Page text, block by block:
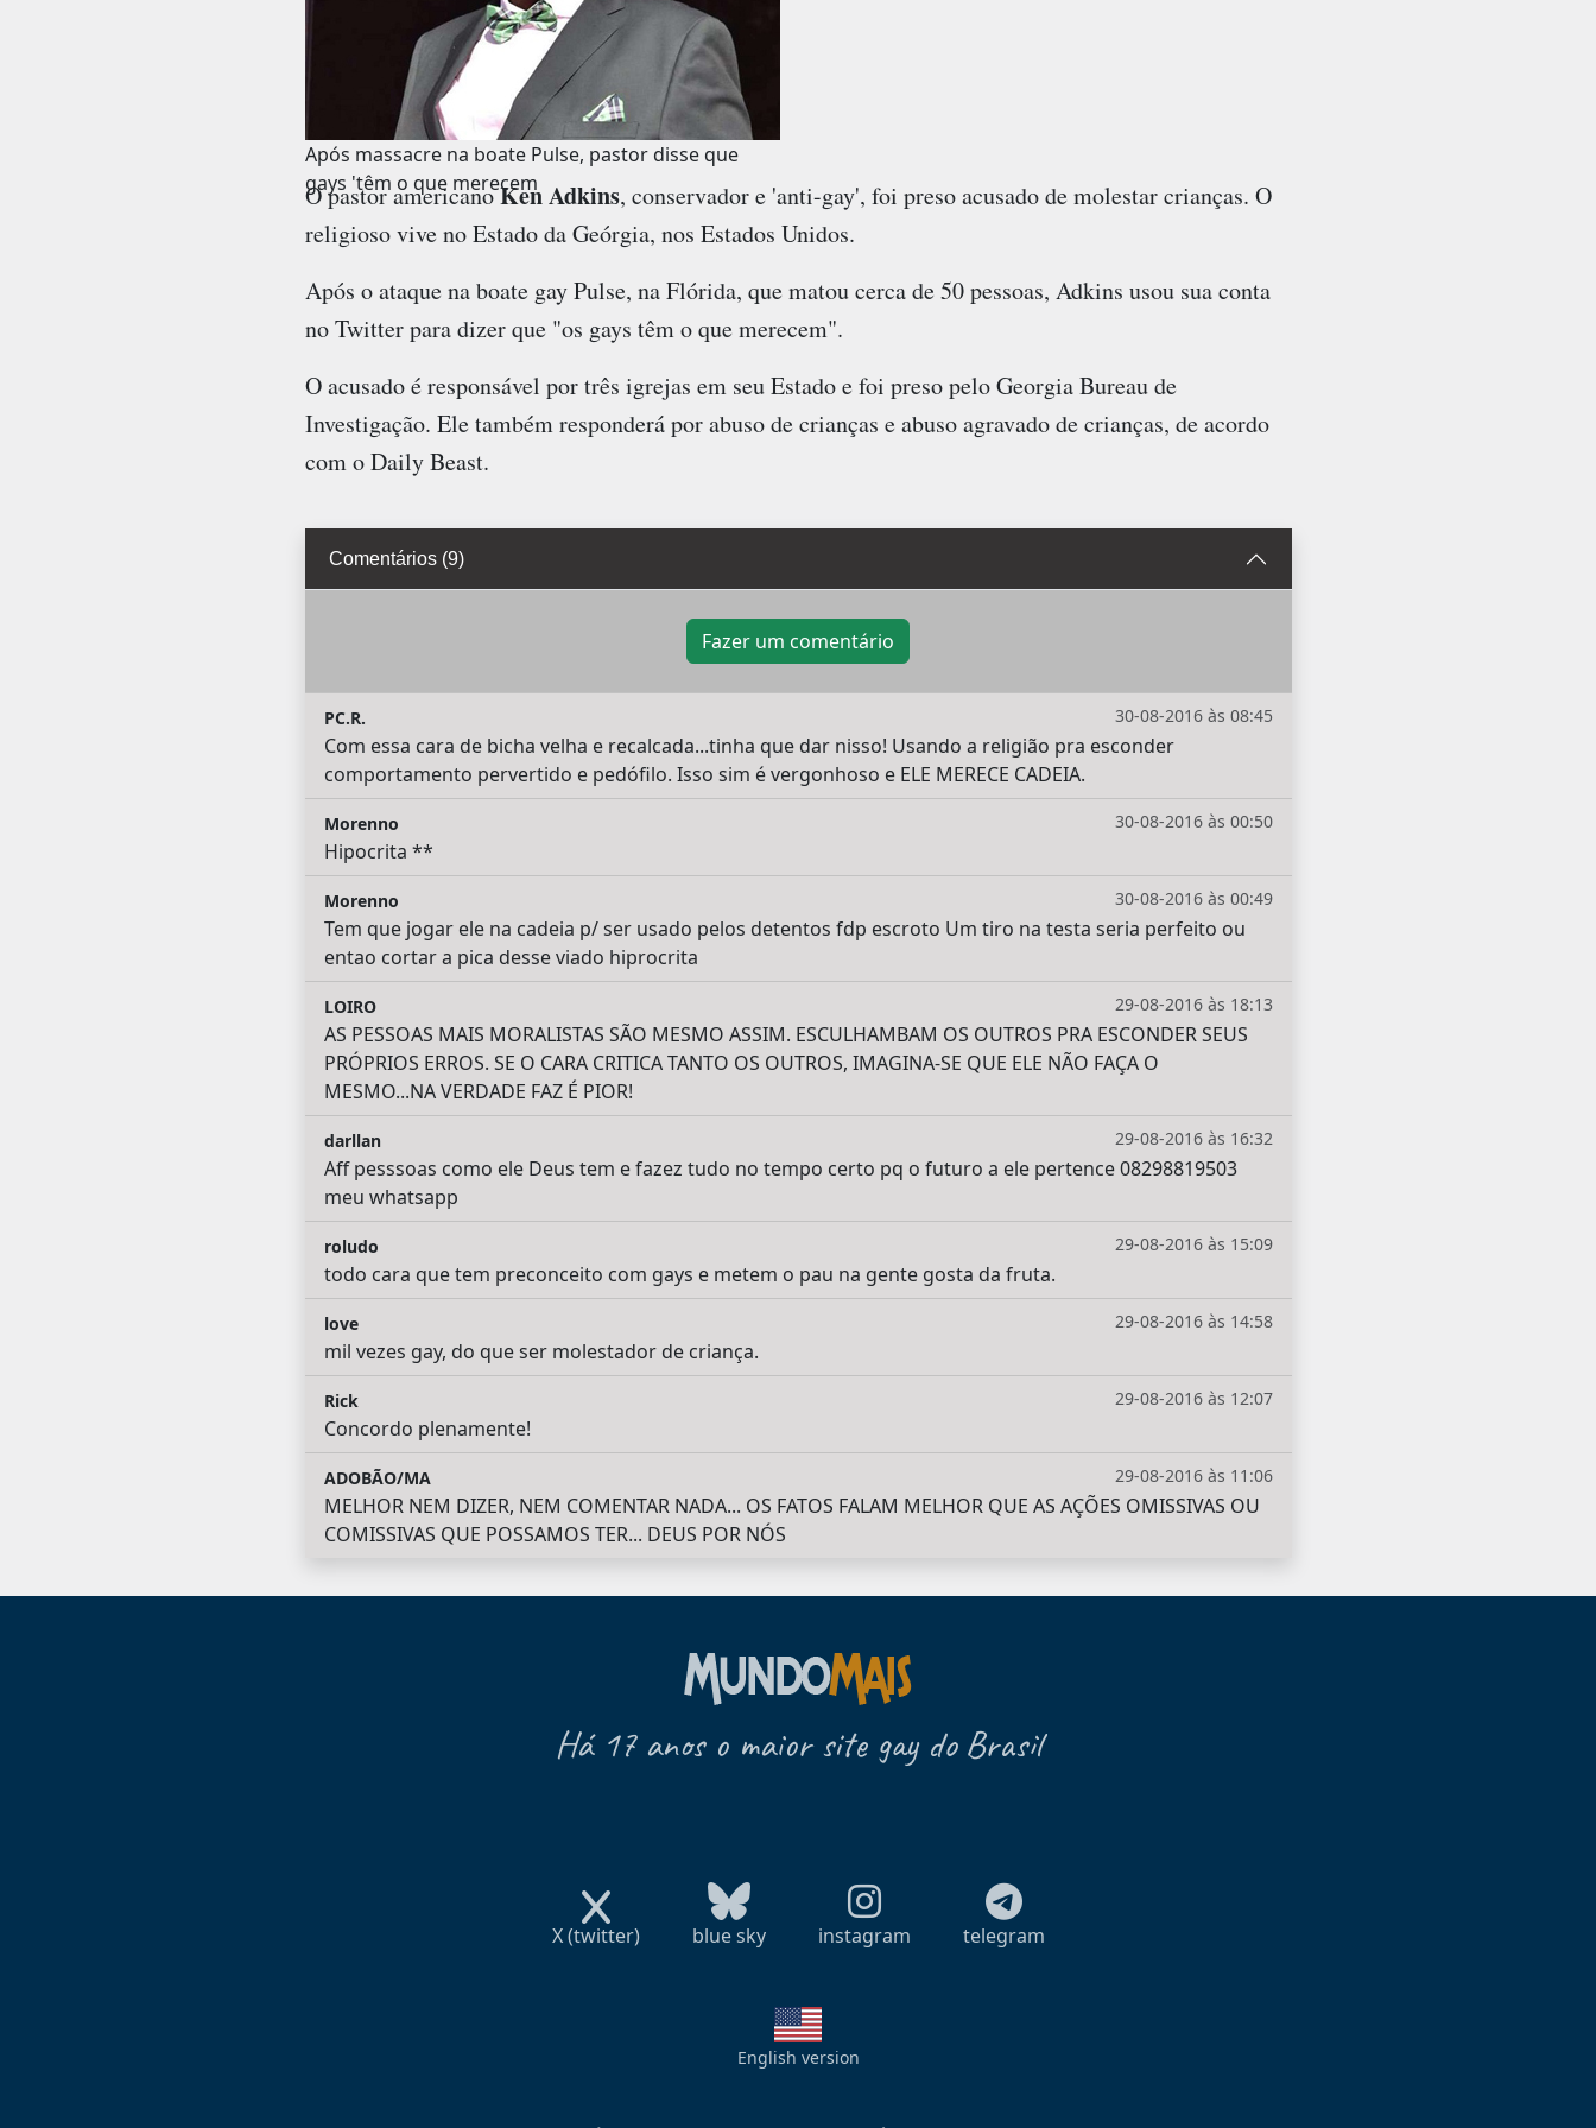
Após massacre na boate Pulse, pastor disse que
gays 'têm o que merecem
O pastor americanoKen Adkins, conservador e 'anti-gay', foi preso acusado de molestar crianças. O
religioso vive no Estado da Geórgia, nos Estados Unidos.
Após o ataque na boate gay Pulse, na Flórida, que matou cerca de 50 pessoas, Adkins usou sua conta
no Twitter para dizer que "os gays têm o que merecem".
O acusado é responsável por três igrejas em seu Estado e foi preso pelo Georgia Bureau de
Investigação. Ele também responderá por abuso de crianças e abuso agravado de crianças, de acordo
com o Daily Beast.
Comentários (9)
Fazer um comentário
30-08-2016 às 08:45
PC.R.
Com essa cara de bicha velha e recalcada...tinha que dar nisso! Usando a religião pra esconder
comportamento pervertido e pedófilo. Isso sim é vergonhoso e ELE MERECE CADEIA.
30-08-2016 às 00:50
Morenno
Hipocrita **
30-08-2016 às 00:49
Morenno
Tem que jogar ele na cadeia p/ ser usado pelos detentos fdp escroto Um tiro na testa seria perfeito ou
entao cortar a pica desse viado hiprocrita
29-08-2016 às 18:13
LOIRO
AS PESSOAS MAIS MORALISTAS SÃO MESMO ASSIM. ESCULHAMBAM OS OUTROS PRA ESCONDER SEUS
PRÓPRIOS ERROS. SE O CARA CRITICA TANTO OS OUTROS, IMAGINA-SE QUE ELE NÃO FAÇA O
MESMO...NA VERDADE FAZ É PIOR!
29-08-2016 às 16:32
darllan
Aff pesssoas como ele Deus tem e fazez tudo no tempo certo pq o futuro a ele pertence 08298819503
meu whatsapp
29-08-2016 às 15:09
roludo
todo cara que tem preconceito com gays e metem o pau na gente gosta da fruta.
29-08-2016 às 14:58
love
mil vezes gay, do que ser molestador de criança.
29-08-2016 às 12:07
Rick
Concordo plenamente!
29-08-2016 às 11:06
ADOBÃO/MA
MELHOR NEM DIZER, NEM COMENTAR NADA... OS FATOS FALAM MELHOR QUE AS AÇÕES OMISSIVAS OU
COMISSIVAS QUE POSSAMOS TER... DEUS POR NÓS
Há 17 anos o maior site gay do Brasil
X (twitter) blue sky instagram telegram
English version